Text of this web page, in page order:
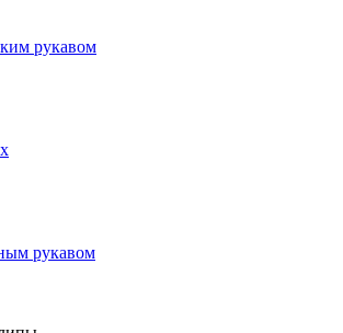
рукавом
рукавом